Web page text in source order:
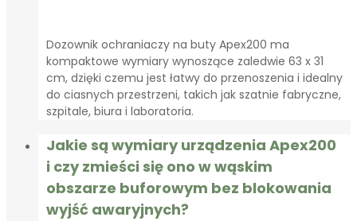
Dozownik ochraniaczy na buty Apex200 ma
kompaktowe wymiary wynoszące zaledwie 63 x 31
cm, dzięki czemu jest łatwy do przenoszenia i idealny
do ciasnych przestrzeni, takich jak szatnie fabryczne,
szpitale, biura i laboratoria.
Jakie są wymiary urządzenia Apex200
i czy zmieści się ono w wąskim
obszarze buforowym bez blokowania
wyjść awaryjnych?